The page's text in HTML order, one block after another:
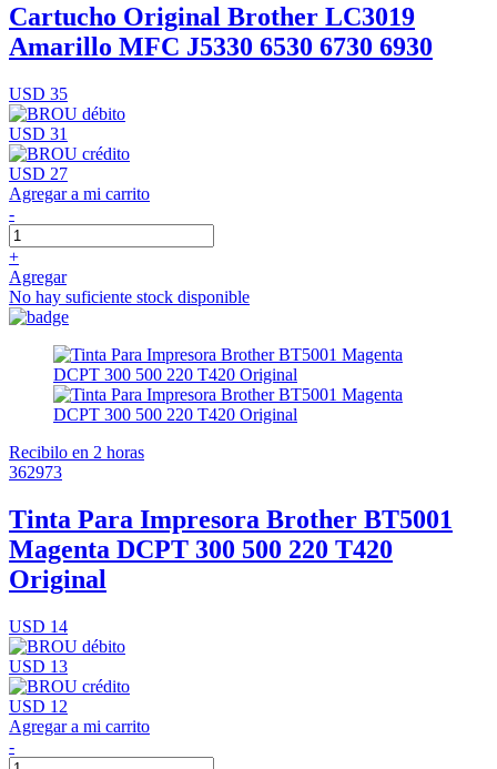
Cartucho Original Brother LC3019
Amarillo MFC J5330 6530 6730 6930
USD 35
USD 31
USD 27
Agregar a mi carrito
-
+
Agregar
No hay suficiente stock disponible
Recibilo en 2 horas
362973
Tinta Para Impresora Brother BT5001
Magenta DCPT 300 500 220 T420
Original
USD 14
USD 13
USD 12
Agregar a mi carrito
-